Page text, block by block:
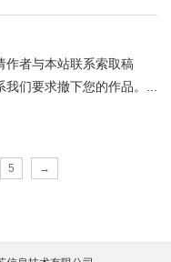
作者与本站联系索取稿
们要求撤下您的作品。...
5 →